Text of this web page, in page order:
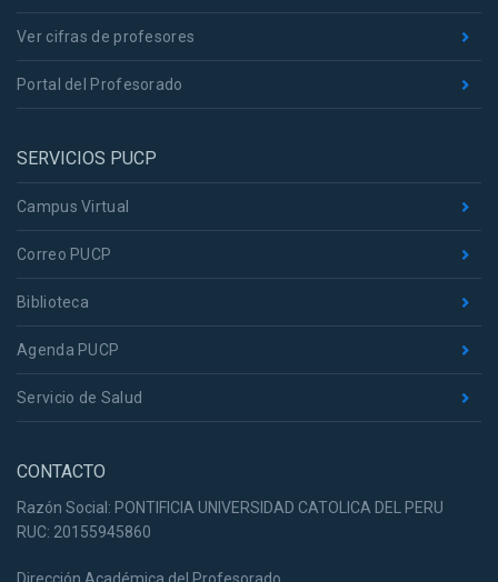
Ver cifras de profesores
Portal del Profesorado
SERVICIOS PUCP
Campus Virtual
Correo PUCP
Biblioteca
Agenda PUCP
Servicio de Salud
CONTACTO
Razón Social: PONTIFICIA UNIVERSIDAD CATOLICA DEL PERU
RUC: 20155945860